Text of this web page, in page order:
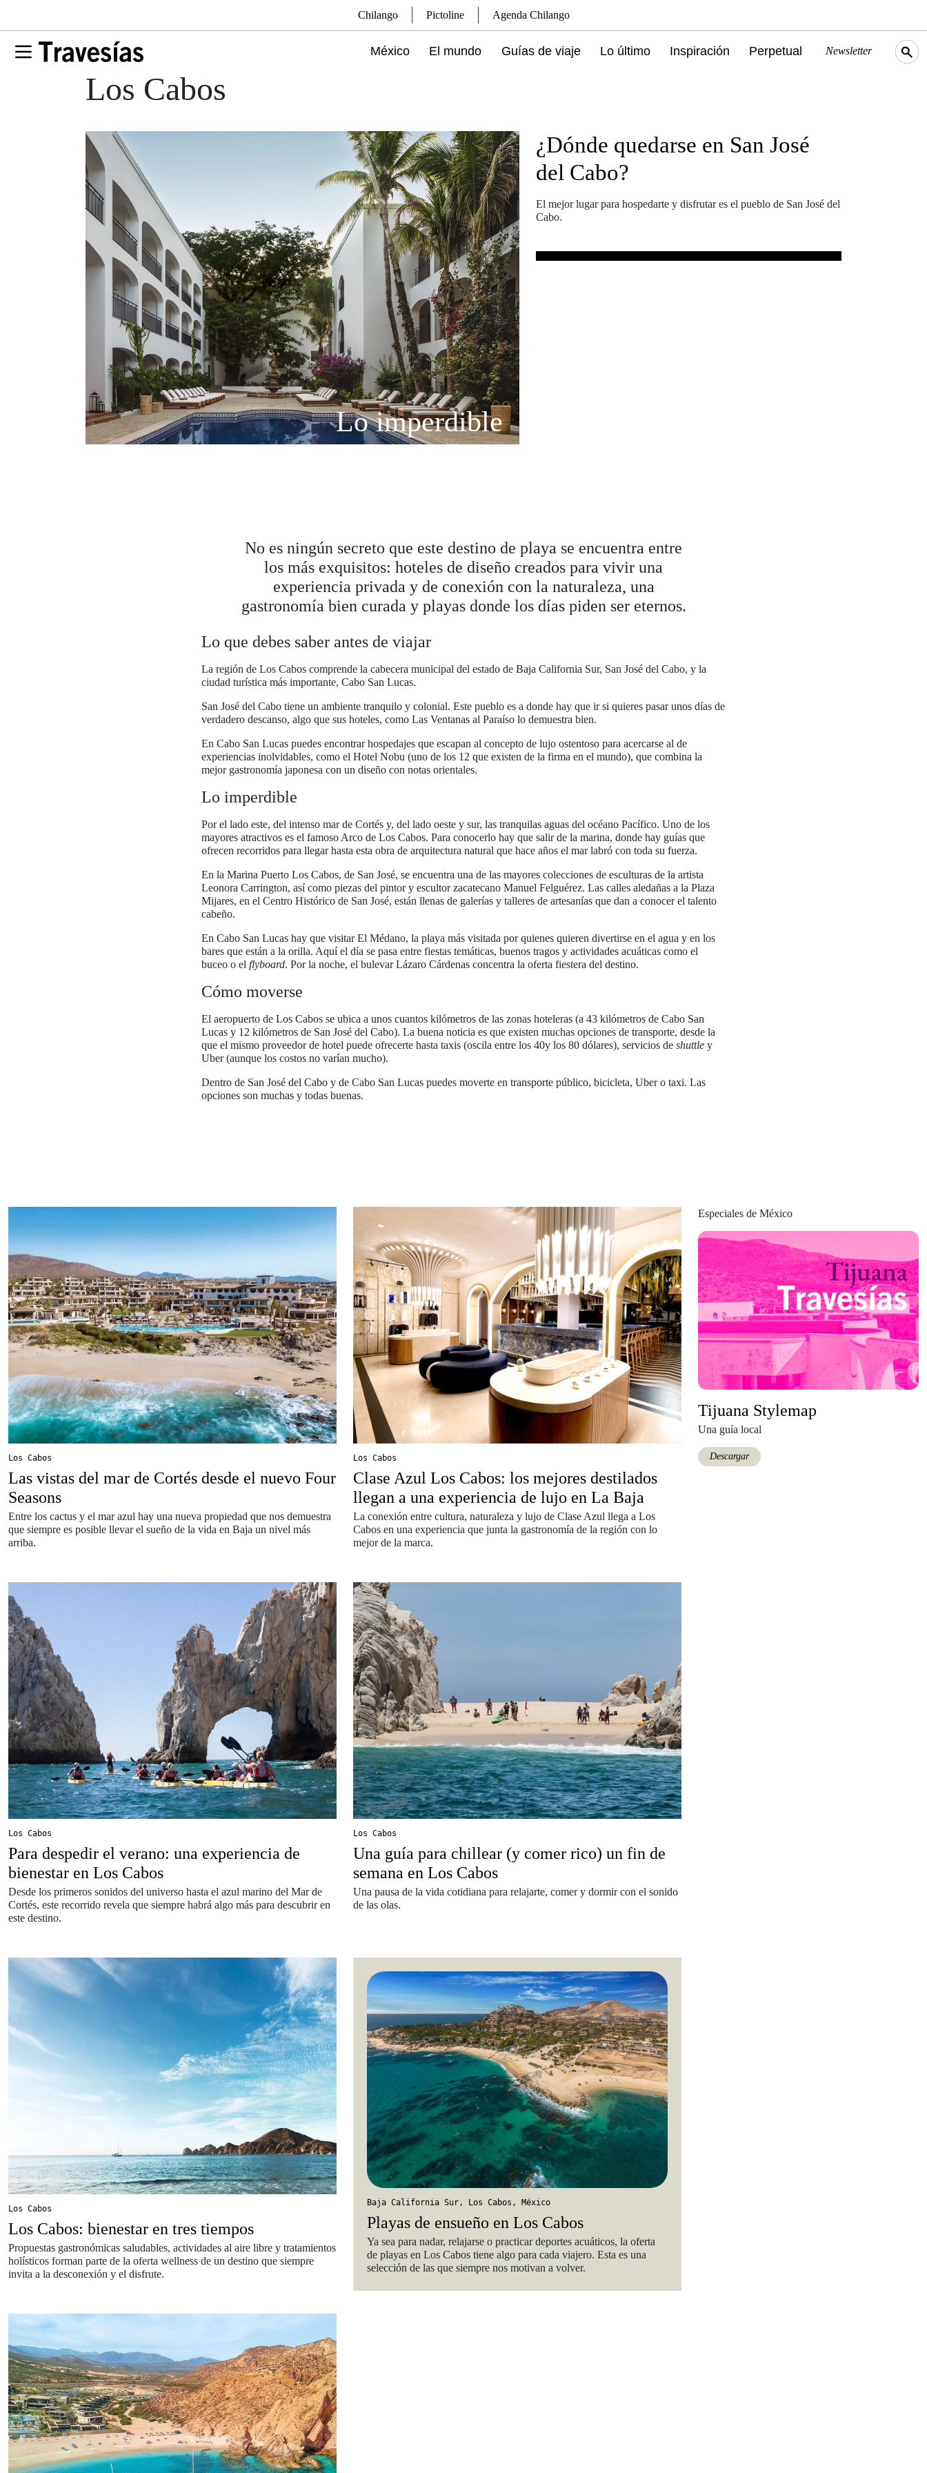
Chilango Pictoline Agenda Chilango
México El mundo Guías de viaje Lo último Inspiración Perpetual Newsletter
Los Cabos
Lo imperdible
¿Dónde quedarse en San José
del Cabo?
El mejor lugar para hospedarte y disfrutar es el pueblo de San José del
Cabo.
No es ningún secreto que este destino de playa se encuentra entre
los más exquisitos: hoteles de diseño creados para vivir una
experiencia privada y de conexión con la naturaleza, una
gastronomía bien curada y playas donde los días piden ser eternos.
Lo que debes saber antes de viajar
La región de Los Cabos comprende la cabecera municipal del estado de Baja California Sur, San José del Cabo, y la
ciudad turística más importante, Cabo San Lucas.
San José del Cabo tiene un ambiente tranquilo y colonial. Este pueblo es a donde hay que ir si quieres pasar unos días de
verdadero descanso, algo que sus hoteles, como Las Ventanas al Paraíso lo demuestra bien.
En Cabo San Lucas puedes encontrar hospedajes que escapan al concepto de lujo ostentoso para acercarse al de
experiencias inolvidables, como el Hotel Nobu (uno de los 12 que existen de la firma en el mundo), que combina la
mejor gastronomía japonesa con un diseño con notas orientales.
Lo imperdible
Por el lado este, del intenso mar de Cortés y, del lado oeste y sur, las tranquilas aguas del océano Pacífico. Uno de los
mayores atractivos es el famoso Arco de Los Cabos. Para conocerlo hay que salir de la marina, donde hay guías que
ofrecen recorridos para llegar hasta esta obra de arquitectura natural que hace años el mar labró con toda su fuerza.
En la Marina Puerto Los Cabos, de San José, se encuentra una de las mayores colecciones de esculturas de la artista
Leonora Carrington, así como piezas del pintor y escultor zacatecano Manuel Felguérez. Las calles aledañas a la Plaza
Mijares, en el Centro Histórico de San José, están llenas de galerías y talleres de artesanías que dan a conocer el talento
cabeño.
En Cabo San Lucas hay que visitar El Médano, la playa más visitada por quienes quieren divertirse en el agua y en los
bares que están a la orilla. Aquí el día se pasa entre fiestas temáticas, buenos tragos y actividades acuáticas como el
buceo o el flyboard. Por la noche, el bulevar Lázaro Cárdenas concentra la oferta fiestera del destino.
Cómo moverse
El aeropuerto de Los Cabos se ubica a unos cuantos kilómetros de las zonas hoteleras (a 43 kilómetros de Cabo San
Lucas y 12 kilómetros de San José del Cabo). La buena noticia es que existen muchas opciones de transporte, desde la
que el mismo proveedor de hotel puede ofrecerte hasta taxis (oscila entre los 40y los 80 dólares), servicios de shuttle y
Uber (aunque los costos no varían mucho).
Dentro de San José del Cabo y de Cabo San Lucas puedes moverte en transporte público, bicicleta, Uber o taxi. Las
opciones son muchas y todas buenas.
Los Cabos
Las vistas del mar de Cortés desde el nuevo Four
Seasons
Entre los cactus y el mar azul hay una nueva propiedad que nos demuestra
que siempre es posible llevar el sueño de la vida en Baja un nivel más
arriba.
Los Cabos
Clase Azul Los Cabos: los mejores destilados
llegan a una experiencia de lujo en La Baja
La conexión entre cultura, naturaleza y lujo de Clase Azul llega a Los
Cabos en una experiencia que junta la gastronomía de la región con lo
mejor de la marca.
Los Cabos
Para despedir el verano: una experiencia de
bienestar en Los Cabos
Desde los primeros sonidos del universo hasta el azul marino del Mar de
Cortés, este recorrido revela que siempre habrá algo más para descubrir en
este destino.
Los Cabos
Una guía para chillear (y comer rico) un fin de
semana en Los Cabos
Una pausa de la vida cotidiana para relajarte, comer y dormir con el sonido
de las olas.
Los Cabos
Los Cabos: bienestar en tres tiempos
Propuestas gastronómicas saludables, actividades al aire libre y tratamientos
holísticos forman parte de la oferta wellness de un destino que siempre
invita a la desconexión y el disfrute.
Baja California Sur, Los Cabos , México
Playas de ensueño en Los Cabos
Ya sea para nadar, relajarse o practicar deportes acuáticos, la oferta
de playas en Los Cabos tiene algo para cada viajero. Esta es una
selección de las que siempre nos motivan a volver.
Especiales de México
Tijuana Stylemap
Una guía local
Descargar